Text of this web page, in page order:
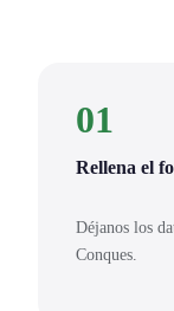
01
Rellena el
Déjanos los
Conques.